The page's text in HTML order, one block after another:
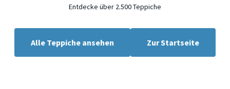
Entdecke über 2.500 Teppiche
Alle Teppiche ansehen Zur Startseite